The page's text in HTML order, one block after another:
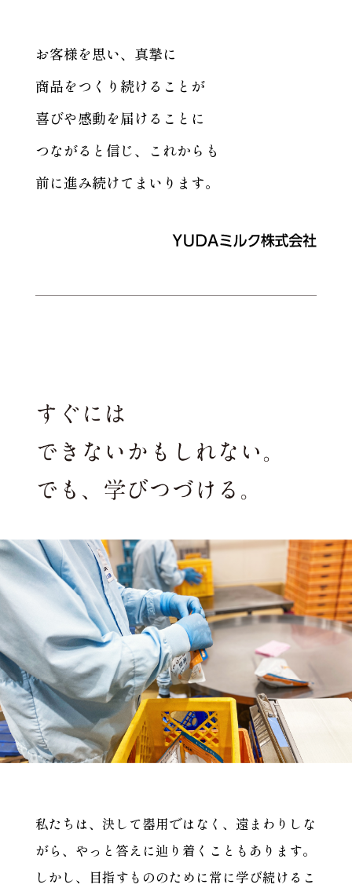
お客様を思い、真摯に
商品をつくり続けることが
喜びや感動を届けることに
つながると信じ、
これからも
前に進み続けてまいります。
私たちは、決して器用ではなく、 遠まわりしな
がら、やっと答えに辿り着くこともあります。
しかし、目指すもののために常に学び続けるこ